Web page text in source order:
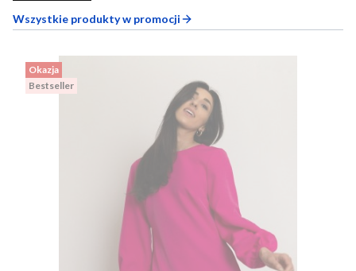
Wszystkie produkty w promocji
Okazja
Bestseller